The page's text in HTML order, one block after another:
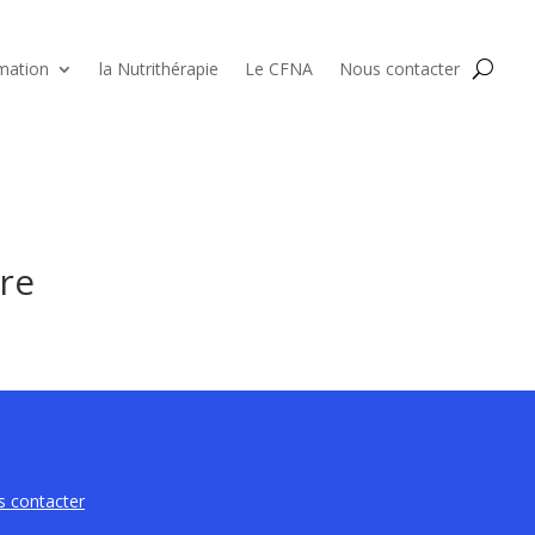
la Nutrithérapie Le CFNA Nous contacter
contacter